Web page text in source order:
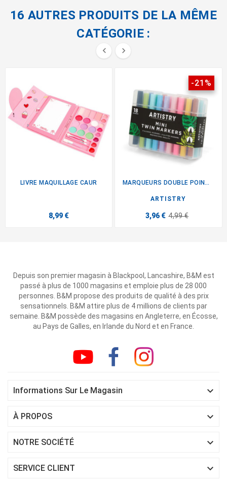
16 AUTRES PRODUITS DE LA MÊME
CATÉGORIE :
 
LIVRE MAQUILLAGE CAUR
8,99 €
-21%
MARQUEURS DOUBLE POINTES X18
ARTISTRY
3,96 € 4,99 €
Depuis son premier magasin à Blackpool, Lancashire, B&M est
passé à plus de 1000 magasins et emploie plus de 28 000
personnes. B&M propose des produits de qualité à des prix
sensationnels. B&M attire plus de 4 millions de clients par
semaine. B&M possède des magasins en Angleterre, en Écosse,
au Pays de Galles, en Irlande du Nord et en France.
Informations Sur Le Magasin 
À PROPOS 
NOTRE SOCIÉTÉ 
SERVICE CLIENT 